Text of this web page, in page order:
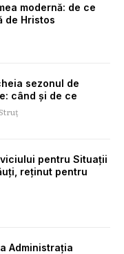
modernă: de ce
de Hristos
sezonul de
când și de ce
pentru Situații
reținut pentru
Administrația